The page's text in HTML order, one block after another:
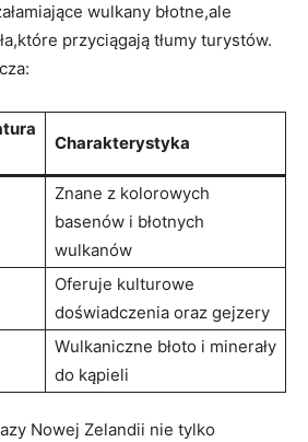
wulkany błotne,ale
przyciągają tłumy turystów.
Charakterystyka
Znane z kolorowych
basenów i błotnych
wulkanów
Oferuje kulturowe
doświadczenia oraz gejzery
Wulkaniczne błoto i minerały
do kąpieli
Nowej Zelandii nie tylko